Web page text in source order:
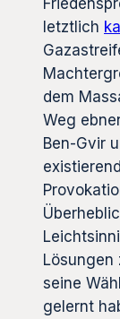
letztlich
dem
Weg
Ben-Gvir
Lösungen
seine
gelernt